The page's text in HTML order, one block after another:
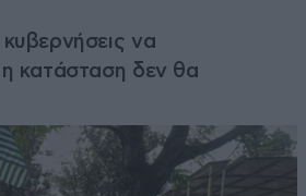
να
η κατάσταση δεν θα